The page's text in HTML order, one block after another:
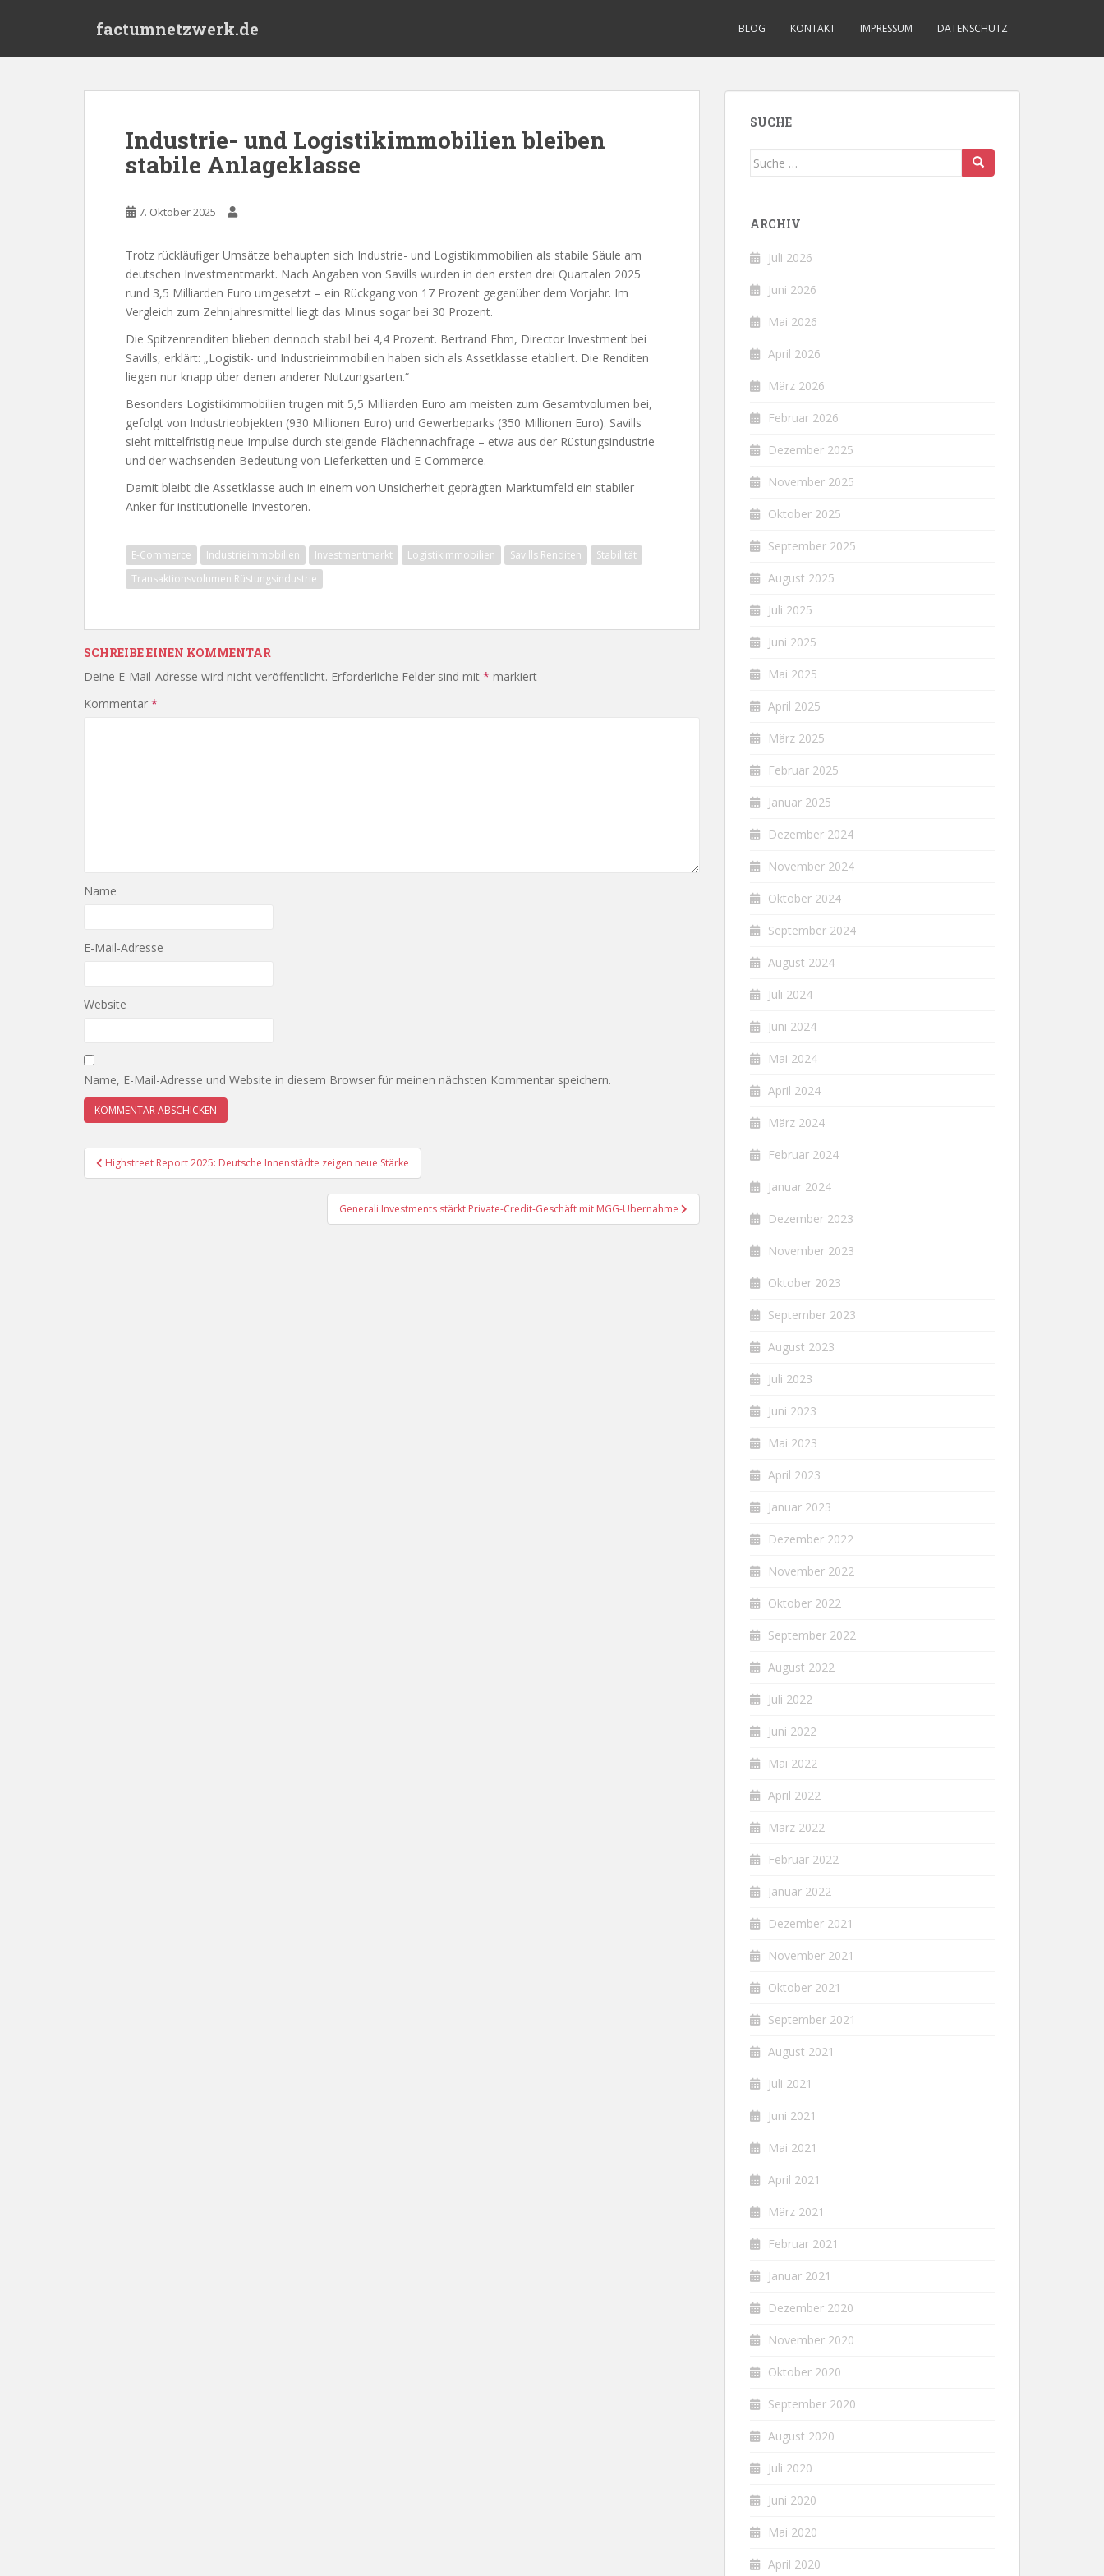
factumnetzwerk.de BLOG KONTAKT IMPRESSUM DATENSCHUTZ
Industrie- und Logistikimmobilien bleiben
stabile Anlageklasse
7. Oktober 2025
Trotz rückläufiger Umsätze behaupten sich Industrie- und Logistikimmobilien als stabile Säule am
deutschen Investmentmarkt. Nach Angaben von Savills wurden in den ersten drei Quartalen 2025
rund 3,5 Milliarden Euro umgesetzt – ein Rückgang von 17 Prozent gegenüber dem Vorjahr. Im
Vergleich zum Zehnjahresmittel liegt das Minus sogar bei 30 Prozent.
Die Spitzenrenditen blieben dennoch stabil bei 4,4 Prozent. Bertrand Ehm, Director Investment bei
Savills, erklärt: „Logistik- und Industrieimmobilien haben sich als Assetklasse etabliert. Die Renditen
liegen nur knapp über denen anderer Nutzungsarten.“
Besonders Logistikimmobilien trugen mit 5,5 Milliarden Euro am meisten zum Gesamtvolumen bei,
gefolgt von Industrieobjekten (930 Millionen Euro) und Gewerbeparks (350 Millionen Euro). Savills
sieht mittelfristig neue Impulse durch steigende Flächennachfrage – etwa aus der Rüstungsindustrie
und der wachsenden Bedeutung von Lieferketten und E-Commerce.
Damit bleibt die Assetklasse auch in einem von Unsicherheit geprägten Marktumfeld ein stabiler
Anker für institutionelle Investoren.
E-Commerce Industrieimmobilien Investmentmarkt Logistikimmobilien Savills Renditen
Stabilität
Transaktionsvolumen Rüstungsindustrie
SCHREIBE EINEN KOMMENTAR
Deine E-Mail-Adresse wird nicht veröffentlicht. Erforderliche Felder sind mit * markiert
Kommentar *
Name
E-Mail-Adresse
Website
Name, E-Mail-Adresse und Website in diesem Browser für meinen nächsten Kommentar speichern.
Beitragsnavigation
Highstreet Report 2025: Deutsche Innenstädte zeigen neue Stärke
Generali Investments stärkt Private-Credit-Geschäft mit MGG-Übernahme
SUCHE
Suche
ARCHIV
Juli 2026
Juni 2026
Mai 2026
April 2026
März 2026
Februar 2026
Dezember 2025
November 2025
Oktober 2025
September 2025
August 2025
Juli 2025
Juni 2025
Mai 2025
April 2025
März 2025
Februar 2025
Januar 2025
Dezember 2024
November 2024
Oktober 2024
September 2024
August 2024
Juli 2024
Juni 2024
Mai 2024
April 2024
März 2024
Februar 2024
Januar 2024
Dezember 2023
November 2023
Oktober 2023
September 2023
August 2023
Juli 2023
Juni 2023
Mai 2023
April 2023
Januar 2023
Dezember 2022
November 2022
Oktober 2022
September 2022
August 2022
Juli 2022
Juni 2022
Mai 2022
April 2022
März 2022
Februar 2022
Januar 2022
Dezember 2021
November 2021
Oktober 2021
September 2021
August 2021
Juli 2021
Juni 2021
Mai 2021
April 2021
März 2021
Februar 2021
Januar 2021
Dezember 2020
November 2020
Oktober 2020
September 2020
August 2020
Juli 2020
Juni 2020
Mai 2020
April 2020